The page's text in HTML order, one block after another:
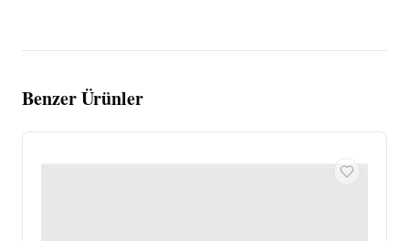
Benzer Ürünler